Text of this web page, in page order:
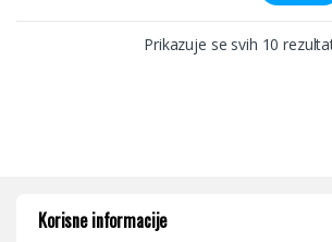
Prikazuje se svih 10
Korisne informacije